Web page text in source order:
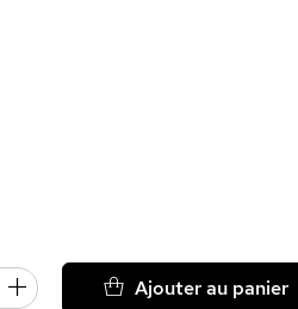
Ajouter au panier